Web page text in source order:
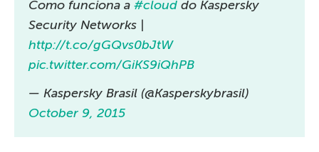
Como funciona a #cloud do Kaspersky
Security Networks |
http://t.co/gGQvs0bJtW
pic.twitter.com/GiKS9iQhPB
— Kaspersky Brasil (@Kasperskybrasil)
October 9, 2015